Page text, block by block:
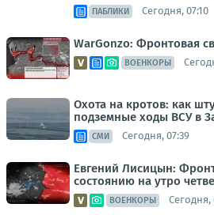
ПАБЛИКИ Сегодня, 07:10
WarGonzo: Фронтовая
ВОЕНКОРЫ
Охота на кротов: как
подземные ходы ВСУ в
СМИ Сегодня, 07:39
Евгений Лисицын:
состоянию на утро
ВОЕНКОРЫ Сегодня,